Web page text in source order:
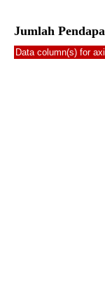
Jumlah
Data column(s) for